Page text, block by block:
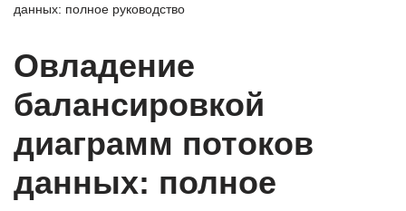
данных: полное руководство
Овладение
балансировкой
диаграмм потоков
данных: полное